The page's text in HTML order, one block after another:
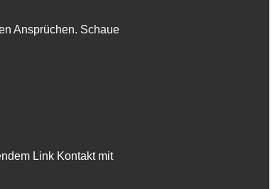
Ansprüchen. Schaue
Link Kontakt mit